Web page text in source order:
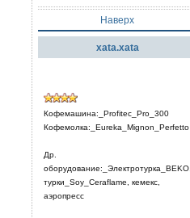
Наверх
xata.xata
Кофемашина:_Profitec_Pro_300
Кофемолка:_Eureka_Mignon_Perfetto
Др.
оборудование:_Электротурка_BEKO,
турки_Soy_Ceraflame, кемекс,
аэропресс